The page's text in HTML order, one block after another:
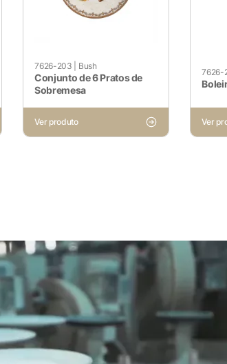
7626-203 Bush
Conjunto de 6 Pratos de
Sobremesa
Ver produto
7626-
Ver
necessários são absolutamente
Não Necessários